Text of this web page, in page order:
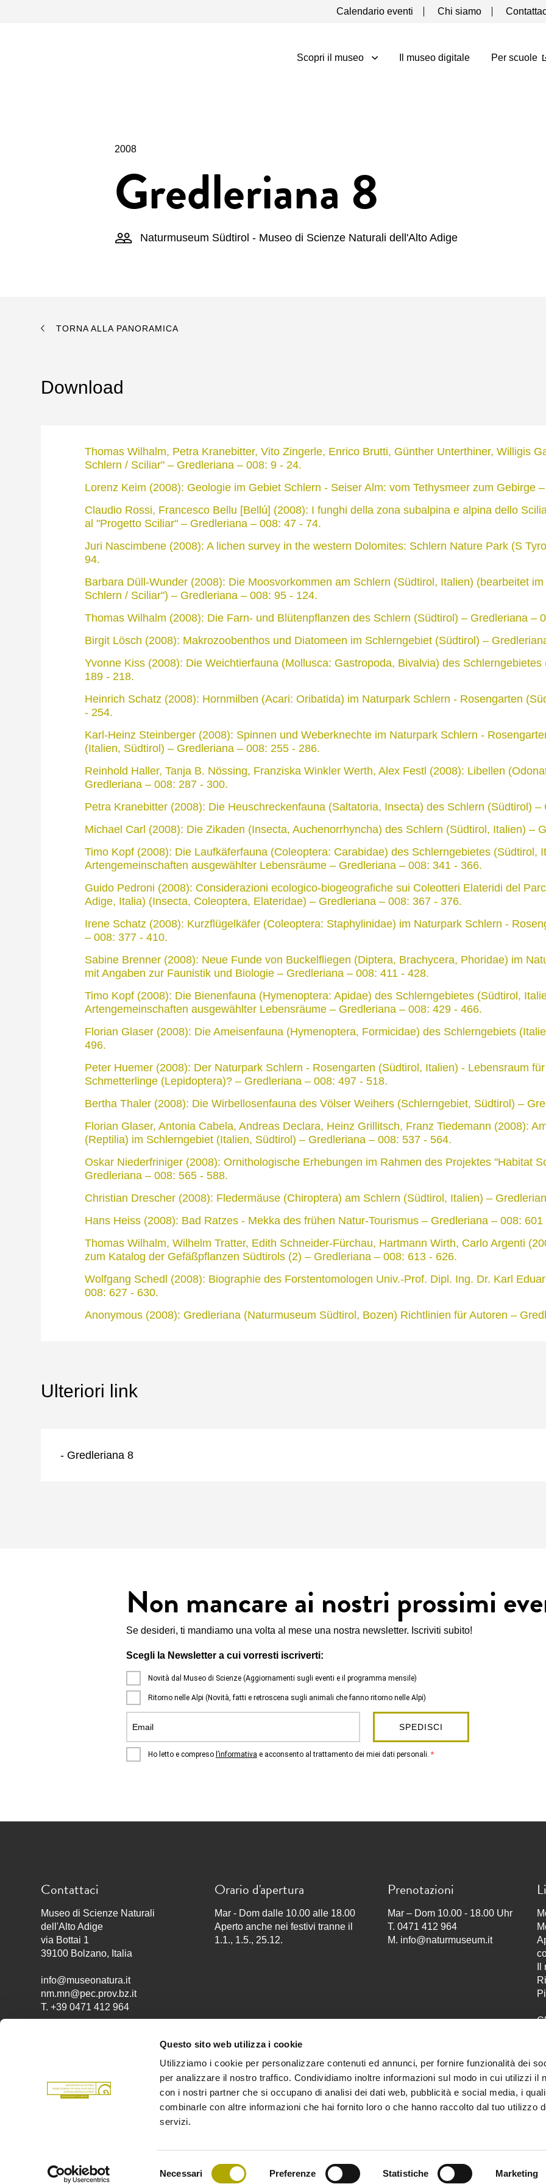
Questo sito web utilizza i cookie
Utilizziamo i cookie per personalizzare contenuti ed annunci, per fornire funzionalità dei
per analizzare il nostro traffico. Condividiamo inoltre informazioni sul modo in cui utilizzi il
con i nostri partner che si occupano di analisi dei dati web, pubblicità e social media, i
combinarle con altre informazioni che hai fornito loro o che hanno raccolto dal tuo utilizzo
servizi.
Necessari Preferenze Statistiche Marketing
Calendario eventi Chi siamo
Scopri il museo Il museo digitale Per scuole
2008
Gredleriana 8
Naturmuseum Südtirol - Museo di Scienze Naturali dell'Alto Adige
TORNA ALLA PANORAMICA
Download
Thomas Wilhalm, Petra Kranebitter, Vito Zingerle, Enrico Brutti, Günther Unterthiner, Willigis
Schlern / Sciliar" – Gredleriana – 008: 9 - 24.
Lorenz Keim (2008): Geologie im Gebiet Schlern - Seiser Alm: vom Tethysmeer zum Gebirge
Claudio Rossi, Francesco Bellu [Bellú] (2008): I funghi della zona subalpina e alpina dello
al "Progetto Sciliar" – Gredleriana – 008: 47 - 74.
Juri Nascimbene (2008): A lichen survey in the western Dolomites: Schlern Nature Park (S
94.
Barbara Düll-Wunder (2008): Die Moosvorkommen am Schlern (Südtirol, Italien) (bearbeitet
Schlern / Sciliar") – Gredleriana – 008: 95 - 124.
Thomas Wilhalm (2008): Die Farn- und Blütenpflanzen des Schlern (Südtirol) – Gredleriana –
Birgit Lösch (2008): Makrozoobenthos und Diatomeen im Schlerngebiet (Südtirol) –
Yvonne Kiss (2008): Die Weichtierfauna (Mollusca: Gastropoda, Bivalvia) des
189 - 218.
Heinrich Schatz (2008): Hornmilben (Acari: Oribatida) im Naturpark Schlern - Rosengarten
- 254.
Karl-Heinz Steinberger (2008): Spinnen und Weberknechte im Naturpark Schlern -
(Italien, Südtirol) – Gredleriana – 008: 255 - 286.
Reinhold Haller, Tanja B. Nössing, Franziska Winkler Werth, Alex Festl (2008): Libellen
Gredleriana – 008: 287 - 300.
Petra Kranebitter (2008): Die Heuschreckenfauna (Saltatoria, Insecta) des Schlern (Südtirol)
Michael Carl (2008): Die Zikaden (Insecta, Auchenorrhyncha) des Schlern (Südtirol, Italien) –
Timo Kopf (2008): Die Laufkäferfauna (Coleoptera: Carabidae) des Schlerngebietes (Südtirol,
Artengemeinschaften ausgewählter Lebensräume – Gredleriana – 008: 341 - 366.
Guido Pedroni (2008): Considerazioni ecologico-biogeografiche sui Coleotteri Elateridi del
Adige, Italia) (Insecta, Coleoptera, Elateridae) – Gredleriana – 008: 367 - 376.
Irene Schatz (2008): Kurzflügelkäfer (Coleoptera: Staphylinidae) im Naturpark Schlern -
– 008: 377 - 410.
Sabine Brenner (2008): Neue Funde von Buckelfliegen (Diptera, Brachycera, Phoridae) im
mit Angaben zur Faunistik und Biologie – Gredleriana – 008: 411 - 428.
Timo Kopf (2008): Die Bienenfauna (Hymenoptera: Apidae) des Schlerngebietes (Südtirol,
Artengemeinschaften ausgewählter Lebensräume – Gredleriana – 008: 429 - 466.
Florian Glaser (2008): Die Ameisenfauna (Hymenoptera, Formicidae) des Schlerngebiets
496.
Peter Huemer (2008): Der Naturpark Schlern - Rosengarten (Südtirol, Italien) - Lebensraum
Schmetterlinge (Lepidoptera)? – Gredleriana – 008: 497 - 518.
Bertha Thaler (2008): Die Wirbellosenfauna des Völser Weihers (Schlerngebiet, Südtirol) –
Florian Glaser, Antonia Cabela, Andreas Declara, Heinz Grillitsch, Franz Tiedemann (2008):
(Reptilia) im Schlerngebiet (Italien, Südtirol) – Gredleriana – 008: 537 - 564.
Oskar Niederfriniger (2008): Ornithologische Erhebungen im Rahmen des Projektes "Habitat
Gredleriana – 008: 565 - 588.
Christian Drescher (2008): Fledermäuse (Chiroptera) am Schlern (Südtirol, Italien) –
Hans Heiss (2008): Bad Ratzes - Mekka des frühen Natur-Tourismus – Gredleriana – 008: 601
Thomas Wilhalm, Wilhelm Tratter, Edith Schneider-Fürchau, Hartmann Wirth, Carlo Argenti
zum Katalog der Gefäßpflanzen Südtirols (2) – Gredleriana – 008: 613 - 626.
Wolfgang Schedl (2008): Biographie des Forstentomologen Univ.-Prof. Dipl. Ing. Dr. Karl
008: 627 - 630.
Anonymous (2008): Gredleriana (Naturmuseum Südtirol, Bozen) Richtlinien für Autoren –
Ulteriori link
- Gredleriana 8
Non mancare ai nostri prossimi
Se desideri, ti mandiamo una volta al mese una nostra newsletter. Iscriviti subito!
Scegli la Newsletter a cui vorresti iscriverti:
Novità dal Museo di Scienze (Aggiornamenti sugli eventi e il programma mensile)
Ritorno nelle Alpi (Novità, fatti e retroscena sugli animali che fanno ritorno nelle Alpi)
SPEDISCI
Ho letto e compreso l’informativa e acconsento al trattamento dei miei dati personali.
Contattaci
Museo di Scienze Naturali
dell'Alto Adige
via Bottai 1
39100 Bolzano, Italia
info@museonatura.it
nm.mn@pec.prov.bz.it
T.+39 0471 412 964
Orario d'apertura
Mar - Dom dalle 10.00 alle 18.00
Aperto anche nei festivi tranne il
1.1., 1.5., 25.12.
Prenotazioni
Mar – Dom 10.00 - 18.00 Uhr
T. 0471 412 964
M. info@naturmuseum.it
Facciamo parte di
Provincia
autonoma di
Bolzano
Azienda musei
provinciali
Colofone Privacy Amministrazione trasparente